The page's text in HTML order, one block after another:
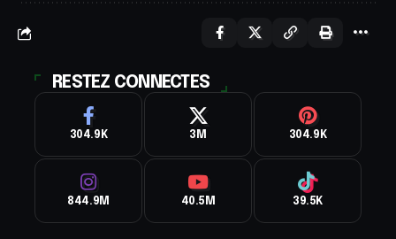
RESTEZ CONNECTES
304.9K 3M 304.9K
844.9M 40.5M 39.5K